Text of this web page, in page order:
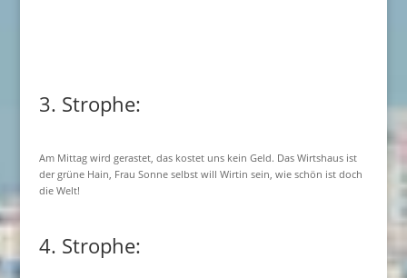
3. Strophe:
Am Mittag wird gerastet, das kostet uns kein Geld. Das Wirtshaus ist
der grüne Hain, Frau Sonne selbst will Wirtin sein, wie schön ist doch
die Welt!
4. Strophe: